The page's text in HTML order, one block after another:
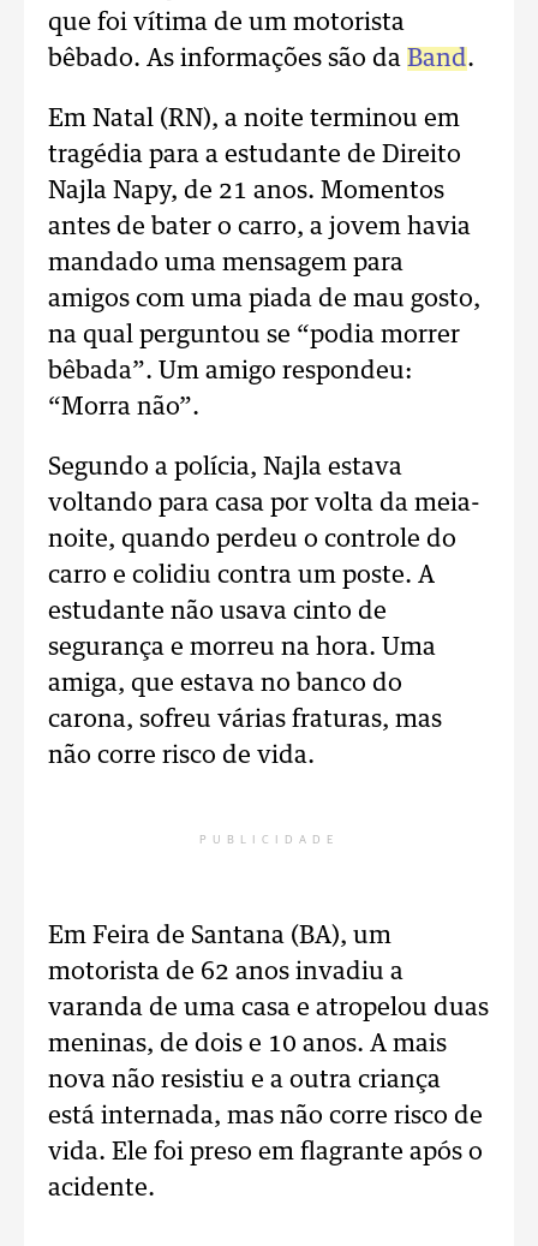
que foi vítima de um motorista
bêbado. As informações são da Band.
Em Natal (RN), a noite terminou em
tragédia para a estudante de Direito
Najla Napy, de 21 anos. Momentos
antes de bater o carro, a jovem havia
mandado uma mensagem para
amigos com uma piada de mau gosto,
na qual perguntou se “podia morrer
bêbada”. Um amigo respondeu:
“Morra não”.
Segundo a polícia, Najla estava
voltando para casa por volta da meia-
noite, quando perdeu o controle do
carro e colidiu contra um poste. A
estudante não usava cinto de
segurança e morreu na hora. Uma
amiga, que estava no banco do
carona, sofreu várias fraturas, mas
não corre risco de vida.
PUBLICIDADE
Em Feira de Santana (BA), um
motorista de 62 anos invadiu a
varanda de uma casa e atropelou duas
meninas, de dois e 10 anos. A mais
nova não resistiu e a outra criança
está internada, mas não corre risco de
vida. Ele foi preso em flagrante após o
acidente.